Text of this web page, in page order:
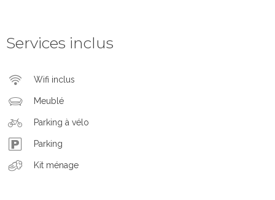
Services inclus
Wifi inclus
Meublé
Parking à vélo
Parking
Kit ménage